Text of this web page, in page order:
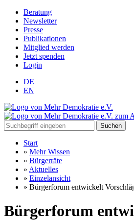
Beratung
Newsletter
Presse
Publikationen
Mitglied werden
Jetzt spenden
Login
DE
EN
Suchen
Start
» Mehr Wissen
» Bürgerräte
» Aktuelles
» Einzelansicht
» Bürgerforum entwickelt
Bürgerforum